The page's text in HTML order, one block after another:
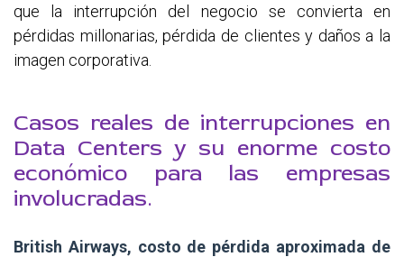
que la interrupción del negocio se convierta en
pérdidas millonarias, pérdida de clientes y daños a la
imagen corporativa.
Casos reales de interrupciones en
Data Centers y su enorme costo
económico para las empresas
involucradas.
British Airways, costo de pérdida aproximada de